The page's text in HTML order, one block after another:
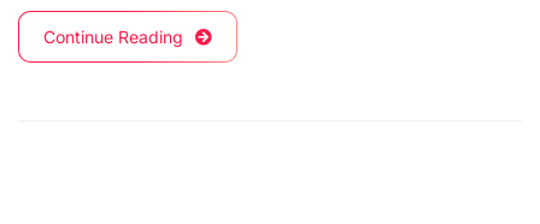
Continue Reading